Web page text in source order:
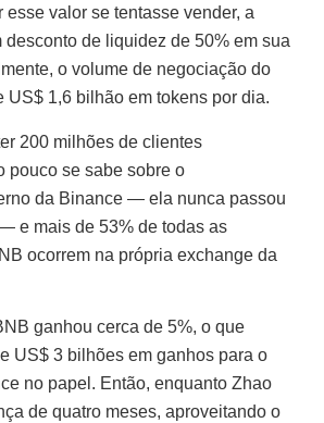
valor se tentasse vender, a
desconto de liquidez de 50% em sua
o volume de negociação do
US$ 1,6 bilhão em tokens por dia.
200 milhões de clientes
pouco se sabe sobre o
da Binance — ela nunca passou
e mais de 53% de todas as
ocorrem na própria exchange da
ganhou cerca de 5%, o que
US$ 3 bilhões em ganhos para o
no papel. Então, enquanto Zhao
de quatro meses, aproveitando o